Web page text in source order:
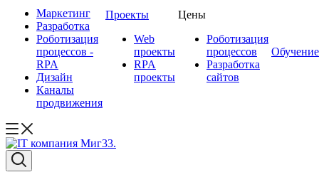
Маркетинг
Разработка
Роботизация
процессов -
RPA
Дизайн
Каналы
продвижения
Проекты
Web
проекты
RPA
проекты
Цены
Роботизация
процессов
Разработка
сайтов
Обучение